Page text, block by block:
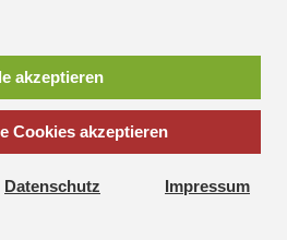
rund um das Thema Modellbau,
akzeptieren
Cookies akzeptieren
Datenschutz Impressum